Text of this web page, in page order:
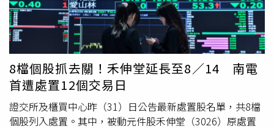
醒，認同長線多頭並不代表現階段適合重押持股，投資人仍
須留意短線壓力。周代運指出，44000點附近仍是重要壓力
區，由於先前不少投資人在高檔套牢，當指數接近相關位置
時，可能出現解套賣壓，因此短線行情仍有震盪整理的可
能。在操作策略方面，他建議投資人採取區間操作，「反彈
靠近壓力，先賣。回檔到支撐，再買。來回做個 價差，把成
本磨低，比你滿倉抱著坐雲霄飛車穩太多。」周代運也提
醒，投資人不要因為市場看好主升段，就忽略短線波動風
險。若在短期高點追價，遇到拉回時容易因恐慌賣出，即使
8檔個股抓去關！禾伸堂延長至8／14 南電
首遭處置12個交易日
證交所及櫃買中心昨（31）日公告最新處置股名單，共8檔
個股列入處置。其中，被動元件股禾伸堂（3026）原處置